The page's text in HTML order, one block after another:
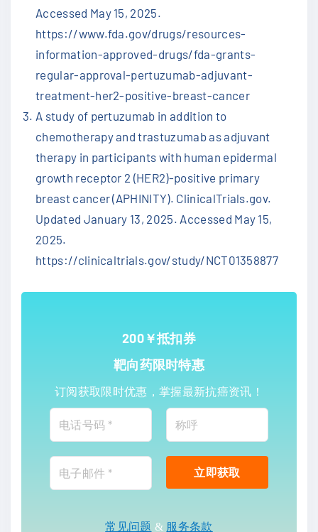
Accessed May 15, 2025.
https://www.fda.gov/drugs/resources-
information-approved-drugs/fda-grants-
regular-approval-pertuzumab-adjuvant-
treatment-her2-positive-breast-cancer
A study of pertuzumab in addition to
chemotherapy and trastuzumab as adjuvant
therapy in participants with human epidermal
growth receptor 2 (HER2)-positive primary
breast cancer (APHINITY). ClinicalTrials.gov.
Updated January 13, 2025. Accessed May 15,
2025.
https://clinicaltrials.gov/study/NCT01358877
200￥抵扣券
靶向药限时特惠
订阅获取限时优惠，掌握最新抗癌资讯！
常见问题 & 服务条款